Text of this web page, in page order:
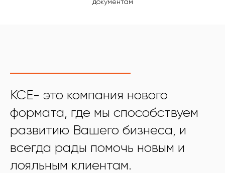
KCE- это компания нового
формата, где мы способствуем
развитию Вашего бизнеса, и
всегда рады помочь новым и
лояльным клиентам.